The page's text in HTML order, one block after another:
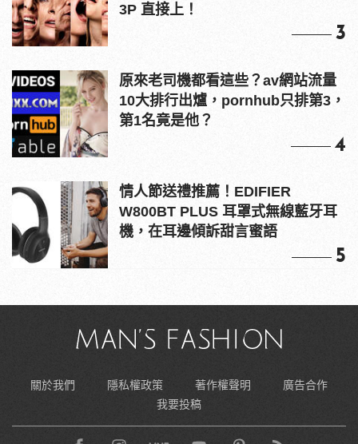
3P 直接上！
3
原來老司機都看這些？av網站流量
10大排行出爐，pornhub只排第3，
第1名竟是他？
4
情人節送禮推薦！EDIFIER
W800BT PLUS 耳罩式無線藍牙耳
機，在耳邊傾訴甜言蜜語
5
關於我們 隱私權政策 著作權聲明
廣告合作
我要投稿